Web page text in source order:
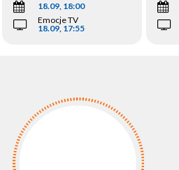
18.09, 18:00
Emocje TV
18.09, 17:55